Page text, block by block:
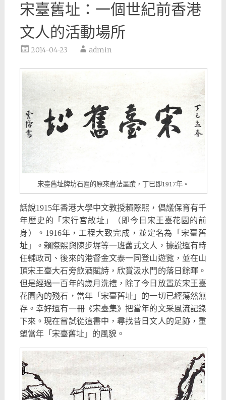
宋臺舊址：一個世紀前香港
文人的活動場所
2014-04-23 admin
宋臺舊址牌坊石匾的原來書法墨蹟，丁巳即1917年。
話說1915年香港大學中文教授賴際熙，倡議保育有千
年歴史的「宋行宮故址」（即今日宋王臺花園的前
身）。1916年，工程大致完成，並定名為「宋臺舊
址」。賴際熙與陳步墀等一班舊式文人，據說還有時
任輔政司、後來的港督金文泰一同登山遊覧，並在山
頂宋王臺大石旁飲酒賦詩，欣賞汲水門的落日餘暉。
但是經過一百年的歲月洗禮，除了今日放置於宋王臺
花園內的殘石，當年「宋臺舊址」的一切已經蕩然無
存。幸好還有一冊《宋臺集》把當年的文采風流記錄
下來。現在嘗試從這書中，尋找昔日文人的足跡，重
塑當年「宋臺舊址」的風貌。